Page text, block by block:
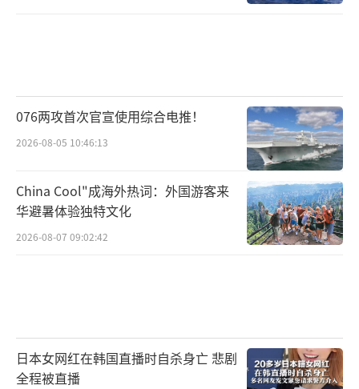
076两攻首次官宣使用综合电推！
2026-08-05 10:46:13
China Cool"成海外热词：外国游客来
华避暑体验独特文化
2026-08-07 09:02:42
日本女网红在韩国直播时自杀身亡 悲剧
全程被直播